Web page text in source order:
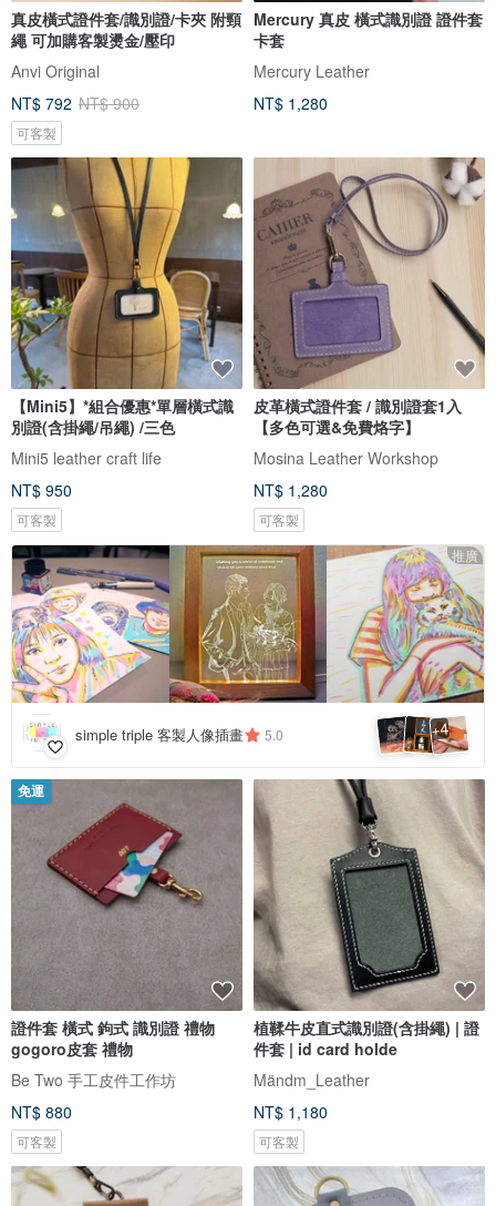
真皮橫式證件套/識別證/卡夾 附頸
繩 可加購客製燙金/壓印
Anvi Original
NT$ 792 NT$ 900
可客製
Mercury 真皮 橫式識別證 證件套
卡套
Mercury Leather
NT$ 1,280
【Mini5】*組合優惠*單層橫式識
別證(含掛繩/吊繩) /三色
Mini5 leather craft life
NT$ 950
可客製
皮革橫式證件套 / 識別證套1入
【多色可選&免費烙字】
Mosina Leather Workshop
NT$ 1,280
可客製
推廣
simple triple 客製人像插畫 5.0 +4
免運
證件套 橫式 鉤式 識別證 禮物
gogoro皮套 禮物
Be Two 手工皮件工作坊
NT$ 880
可客製
植鞣牛皮直式識別證(含掛繩) | 證
件套 | id card holde
Mändm_Leather
NT$ 1,180
可客製